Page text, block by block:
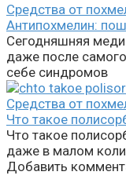
Средства от
Антипохмелин:
Сегодняшняя
даже после
себе синдромов
Средства от
Что такое
Что такое
даже в малом
Добавить